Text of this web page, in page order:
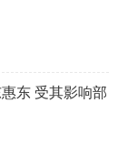
东 受其影响部